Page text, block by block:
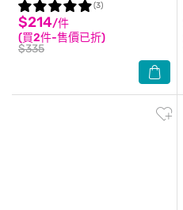
$214/件
(買2件-售價已折)
$335
(3)